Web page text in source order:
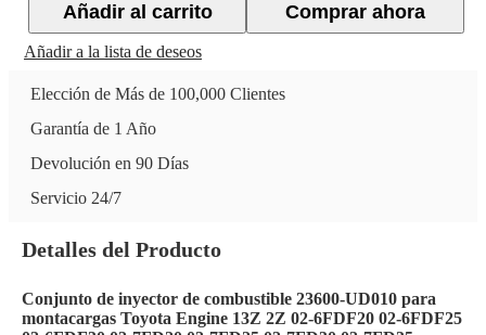
Comprar ahora
Añadir al carrito
Añadir a la lista de deseos
Elección de Más de 100,000 Clientes
Garantía de 1 Año
Devolución en 90 Días
Servicio 24/7
Detalles del Producto
Conjunto de inyector de combustible 23600-UD010 para
montacargas Toyota Engine 13Z 2Z 02-6FDF20 02-6FDF25